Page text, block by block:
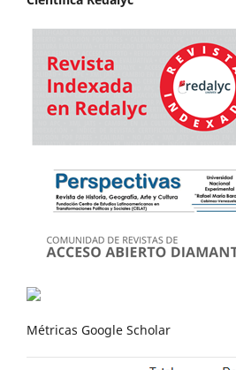
Métricas Google Scholar